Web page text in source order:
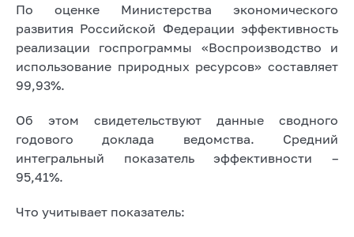
По оценке Министерства экономического
развития Российской Федерации эффективность
реализации госпрограммы «Воспроизводство и
использование природных ресурсов» составляет
99,93%.
Об этом свидетельствуют данные сводного
годового доклада ведомства. Средний
интегральный показатель эффективности –
95,41%.
Что учитывает показатель: